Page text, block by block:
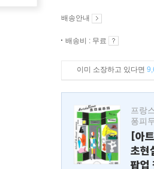
배송안내
배송비 : 무료
이미 소장하고 있다면
프랑
퐁피
[아
초현
팝업